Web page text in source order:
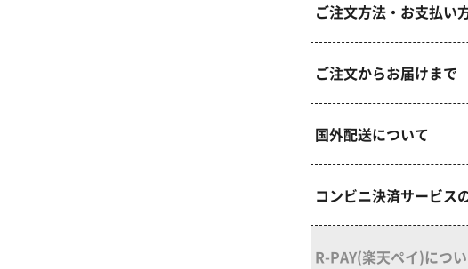
ご注文方法・お支払い
ご注文からお届けまで
国外配送について
コンビニ決済サービス
R-PAY(楽天ペイ)につ